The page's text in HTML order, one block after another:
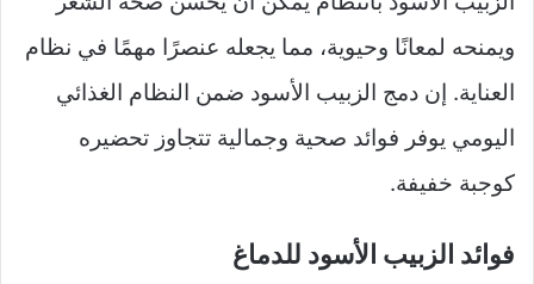
ويمنحه لمعانًا وحيوية، مما يجعله عنصرًا مهمًا في نظام
العناية. إن دمج الزبيب الأسود ضمن النظام الغذائي
اليومي يوفر فوائد صحية وجمالية تتجاوز تحضيره
كوجبة خفيفة.
فوائد الزبيب الأسود للدماغ